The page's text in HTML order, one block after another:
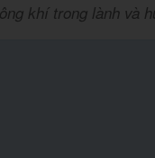
khí trong lành và